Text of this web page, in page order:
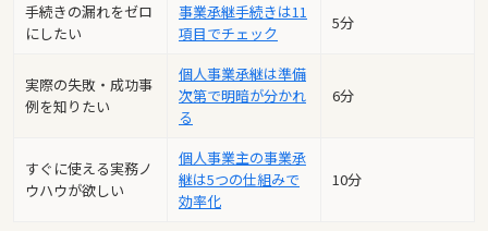
手続きの漏れをゼロ
にしたい
事業承継手続きは11
項目でチェック
5分
実際の失敗・成功事
例を知りたい
個人事業承継は準備
次第で明暗が分かれ
る
6分
すぐに使える実務ノ
ウハウが欲しい
個人事業主の事業承
継は5つの仕組みで
効率化
10分